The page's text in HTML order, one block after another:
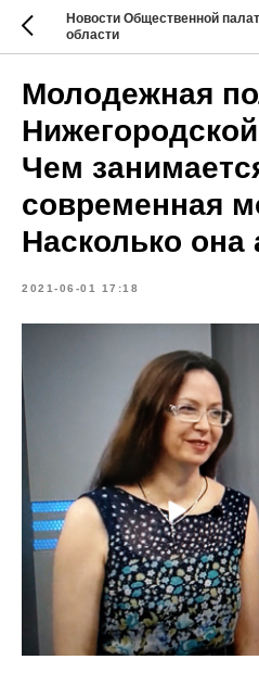
Новости Общественной
области
Молодежная
Чем
современная
Насколько она
2021-06-01 17:18